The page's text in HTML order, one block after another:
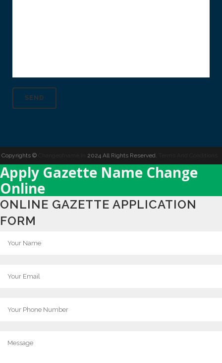
Copyrights © 2024 All Rights Reserved.
Apply Gazette Name Change
Online
ONLINE GAZETTE APPLICATION
FORM